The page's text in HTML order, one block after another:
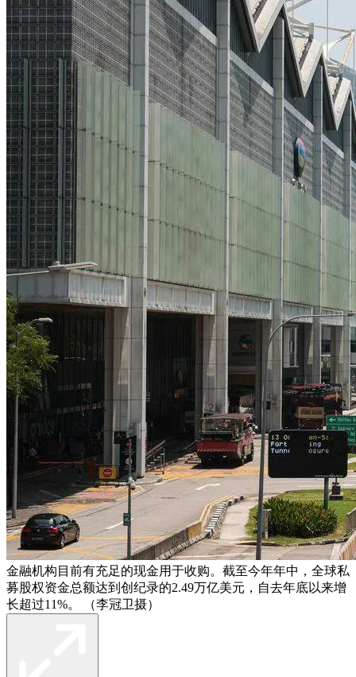
金融机构目前有充足的现金用于收购。截至今年年中，全球私
募股权资金总额达到创纪录的2.49万亿美元，自去年底以来增
长超过11%。 （李冠卫摄）